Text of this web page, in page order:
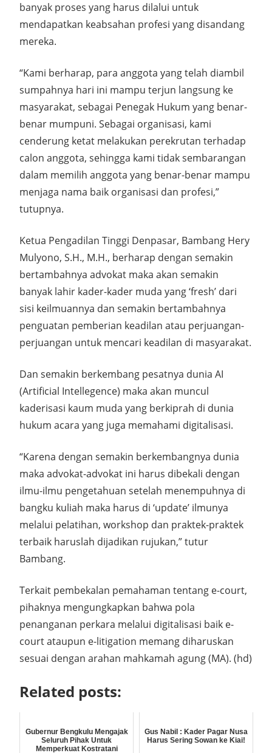
banyak proses yang harus dilalui untuk
mendapatkan keabsahan profesi yang disandang
mereka.
“Kami berharap, para anggota yang telah diambil
sumpahnya hari ini mampu terjun langsung ke
masyarakat, sebagai Penegak Hukum yang benar-
benar mumpuni. Sebagai organisasi, kami
cenderung ketat melakukan perekrutan terhadap
calon anggota, sehingga kami tidak sembarangan
dalam memilih anggota yang benar-benar mampu
menjaga nama baik organisasi dan profesi,”
tutupnya.
Ketua Pengadilan Tinggi Denpasar, Bambang Hery
Mulyono, S.H., M.H., berharap dengan semakin
bertambahnya advokat maka akan semakin
banyak lahir kader-kader muda yang ‘fresh’ dari
sisi keilmuannya dan semakin bertambahnya
penguatan pemberian keadilan atau perjuangan-
perjuangan untuk mencari keadilan di masyarakat.
Dan semakin berkembang pesatnya dunia AI
(Artificial Intellegence) maka akan muncul
kaderisasi kaum muda yang berkiprah di dunia
hukum acara yang juga memahami digitalisasi.
“Karena dengan semakin berkembangnya dunia
maka advokat-advokat ini harus dibekali dengan
ilmu-ilmu pengetahuan setelah menempuhnya di
bangku kuliah maka harus di ‘update’ ilmunya
melalui pelatihan, workshop dan praktek-praktek
terbaik haruslah dijadikan rujukan,” tutur
Bambang.
Terkait pembekalan pemahaman tentang e-court,
pihaknya mengungkapkan bahwa pola
penanganan perkara melalui digitalisasi baik e-
court ataupun e-litigation memang diharuskan
sesuai dengan arahan mahkamah agung (MA). (hd)
Related posts:
Gubernur Bengkulu Mengajak
Seluruh Pihak Untuk
Memperkuat Kostratani
Gus Nabil : Kader Pagar Nusa
Harus Sering Sowan ke Kiai!